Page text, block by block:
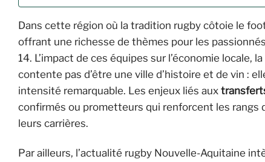
Dans cette région où la tradition rugby côtoie le
offrant une richesse de thèmes pour les
14. L’impact de ces équipes sur l’économie
contente pas d’être une ville d’histoire et de vin :
intensité remarquable. Les enjeux liés aux
confirmés ou prometteurs qui renforcent les rangs
leurs carrières.
Par ailleurs, l’actualité rugby Nouvelle-Aquitaine